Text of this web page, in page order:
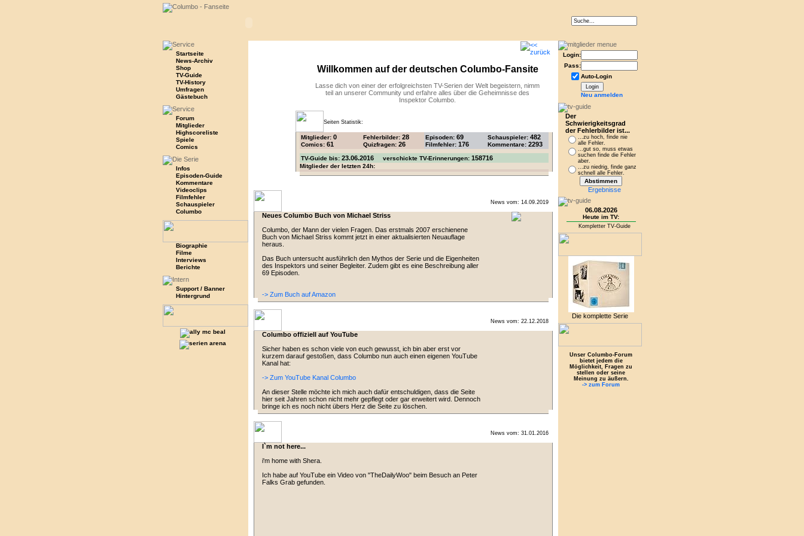
Startseite
News-Archiv
Shop
TV-Guide
TV-History
Umfragen
Gästebuch
Forum
Mitglieder
Highscoreliste
Spiele
Comics
Infos
Episoden-Guide
Kommentare
Videoclips
Filmfehler
Schauspieler
Columbo
Biographie
Filme
Interviews
Berichte
Support / Banner
Hintergrund
Login:
Pass:
Auto-Login
Neu anmelden
Der
Schwierigkeitsgrad
der Fehlerbilder ist...
...zu hoch, finde nie
alle Fehler.
...gut so, muss etwas
suchen finde die Fehler
aber.
...zu niedrig, finde ganz
schnell alle Fehler.
Ergebnisse
06.08.2026
Heute im TV:
Kompletter TV-Guide
Die komplette Serie
Unser Columbo-Forum
bietet jedem die
Möglichkeit, Fragen zu
stellen oder seine
Meinung zu äußern.
-> zum Forum
Willkommen auf der deutschen Columbo-Fansite
Lasse dich von einer der erfolgreichsten TV-Serien der Welt begeistern, nimm
teil an unserer Community und erfahre alles über die Geheimnisse des
Inspektor Columbo.
Seiten Statistik:
Mitglieder: 0
Comics: 61
Fehlerbilder: 28
Quizfragen:26
Episoden: 69
Filmfehler: 176
Schauspieler:482
Kommentare:2293
TV-Guide bis: 23.06.2016 verschickte TV-Erinnerungen: 158716
Mitglieder der letzten 24h:
News vom: 14.09.2019
Neues Columbo Buch von Michael Striss
Columbo, der Mann der vielen Fragen. Das erstmals 2007 erschienene
Buch von Michael Striss kommt jetzt in einer aktualisierten Neuauflage
heraus.
Das Buch untersucht ausführlich den Mythos der Serie und die Eigenheiten
des Inspektors und seiner Begleiter. Zudem gibt es eine Beschreibung aller
69 Episoden.
-> Zum Buch auf Amazon
News vom: 22.12.2018
Columbo offiziell auf YouTube
Sicher haben es schon viele von euch gewusst, ich bin aber erst vor
kurzem darauf gestoßen, dass Columbo nun auch einen eigenen YouTube
Kanal hat:
-> Zum YouTube Kanal Columbo
An dieser Stelle möchte ich mich auch dafür entschuldigen, dass die Seite
hier seit Jahren schon nicht mehr gepflegt oder gar erweitert wird. Dennoch
bringe ich es noch nicht übers Herz die Seite zu löschen.
News vom: 31.01.2016
I`m not here...
i'm home with Shera.
Ich habe auf YouTube ein Video von "TheDailyWoo" beim Besuch an Peter
Falks Grab gefunden.